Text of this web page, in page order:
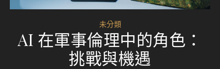
未分類
AI 在軍事倫理中的角色：
挑戰與機遇